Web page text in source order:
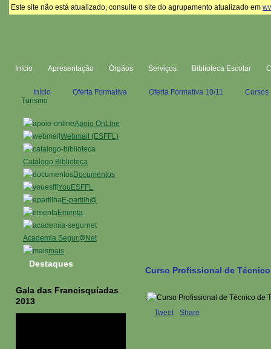
Este site não está atualizado, consulte o site do agrupamento atualizado em
Início Apresentação Órgãos Serviços Biblioteca Escolar
Apoio OnLine
Webmail (ESFFL)
Catálogo Biblioteca
Documentos
YouESFFL
E-partilh@
Ementa
Academia Segur@Net
mais
Início Oferta Formativa Oferta Formativa 10/11
Cursos
Turismo
Curso Profissional de
.
Tweet
Share
Destaques
Gala das Francisquíadas
2013